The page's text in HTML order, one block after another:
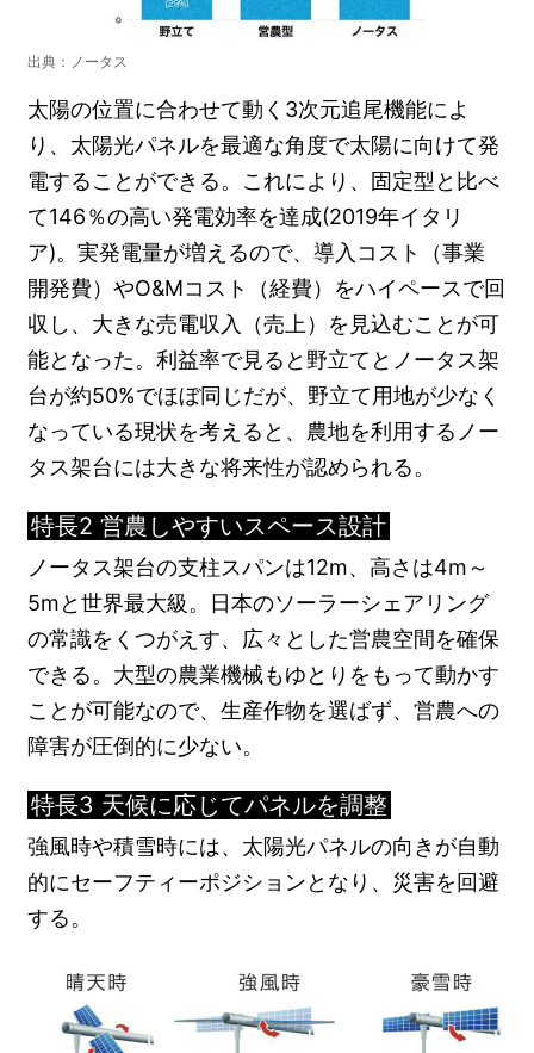
出典：ノータス
太陽の位置に合わせて動く3次元追尾機能によ
り、太陽光パネルを最適な角度で太陽に向けて発
電することができる。これにより、固定型と比べ
て146％の高い発電効率を達成(2019年イタリ
ア)。実発電量が増えるので、導入コスト（事業
開発費）やO&Mコスト（経費）をハイペースで回
収し、大きな売電収入（売上）を見込むことが可
能となった。利益率で見ると野立てとノータス架
台が約50%でほぼ同じだが、野立て用地が少なく
なっている現状を考えると、農地を利用するノー
タス架台には大きな将来性が認められる。
特長2 営農しやすいスペース設計
ノータス架台の支柱スパンは12m、高さは4m～
5mと世界最大級。日本のソーラーシェアリング
の常識をくつがえす、広々とした営農空間を確保
できる。大型の農業機械もゆとりをもって動かす
ことが可能なので、生産作物を選ばず、営農への
障害が圧倒的に少ない。
特長3 天候に応じてパネルを調整
強風時や積雪時には、太陽光パネルの向きが自動
的にセーフティーポジションとなり、災害を回避
する。